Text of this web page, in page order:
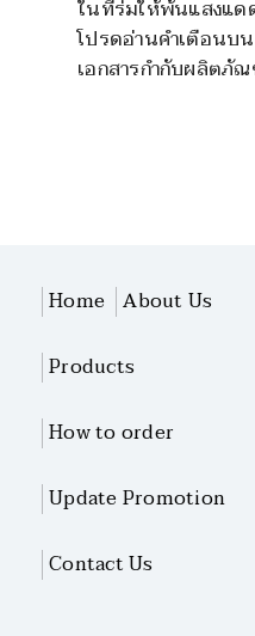
ในที่ร่มให้พ้นแสง
โปรดอ่านคำเตือน
เอกสารกำกับผลิตภั
Home About Us
Products
How to order
Update Promotion
Contact Us